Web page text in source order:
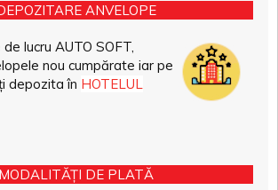
ANVELOPE
lucru AUTO SOFT,
nou cumpărate iar pe
depozita în HOTELUL
MODALITĂȚI DE PLATĂ